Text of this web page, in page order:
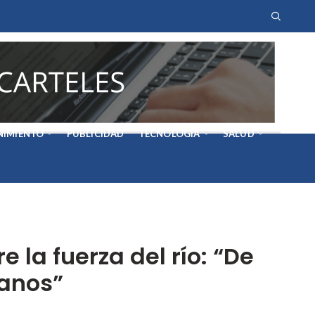
PUBLICIDAD TECNOLOGÍA SALUD
la fuerza del río: “De